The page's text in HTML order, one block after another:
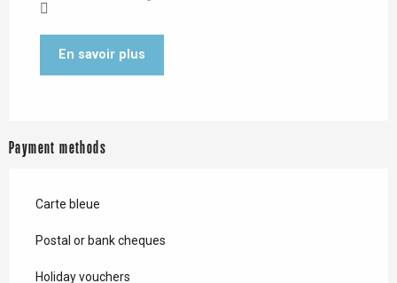
En savoir plus
Payment methods
Carte bleue
Postal or bank cheques
Holiday vouchers